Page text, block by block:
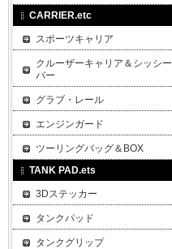
CARRIER.etc
スポーツキャリア
クルーザーキャリア＆シッシー
バー
グラブ・レール
エンジンガード
ツーリングバッグ＆BOX
TANK PAD.ets
3Dステッカー
タンクパッド
タンクグリップ